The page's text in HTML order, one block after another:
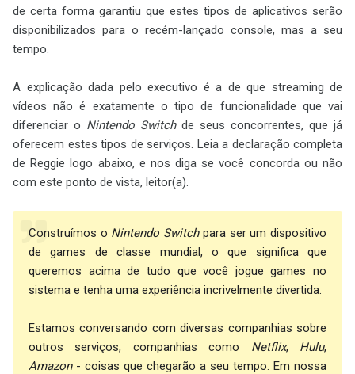
de certa forma garantiu que estes tipos de aplicativos serão
disponibilizados para o recém-lançado console, mas a seu
tempo.
A explicação dada pelo executivo é a de que streaming de
vídeos não é exatamente o tipo de funcionalidade que vai
diferenciar o Nintendo Switchde seus concorrentes, que já
oferecem estes tipos de serviços. Leia a declaração completa
de Reggie logo abaixo, e nos diga se você concorda ou não
com este ponto de vista, leitor(a).
Construímos o Nintendo Switchpara ser um dispositivo
de games de classe mundial, o que significa que
queremos acima de tudo que você jogue games no
sistema e tenha uma experiência incrivelmente divertida.
Estamos conversando com diversas companhias sobre
outros serviços, companhias como Netflix, Hulu,
Amazon- coisas que chegarão a seu tempo. Em nossa